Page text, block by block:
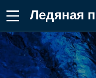
Ледяная пещера,